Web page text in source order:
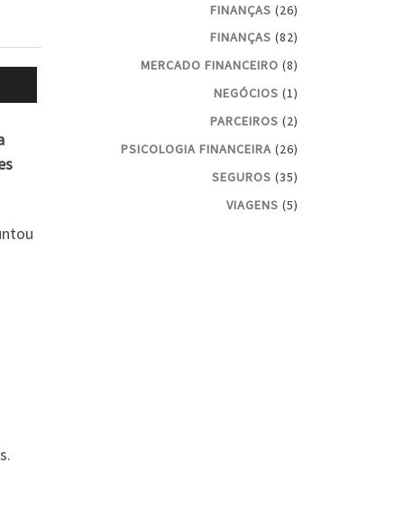
FINANÇAS (26)
FINANÇAS (82)
MERCADO FINANCEIRO (8)
NEGÓCIOS (1)
PARCEIROS (2)
PSICOLOGIA FINANCEIRA (26)
SEGUROS (35)
VIAGENS (5)